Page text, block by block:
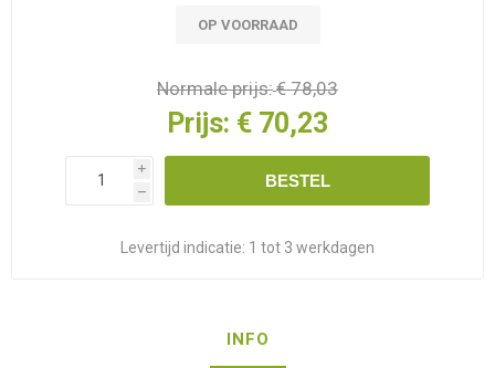
OP VOORRAAD
Normale prijs:€ 78,03
Prijs: € 70,23
i
h
BESTEL
Levertijd indicatie: 1 tot 3 werkdagen
INFO